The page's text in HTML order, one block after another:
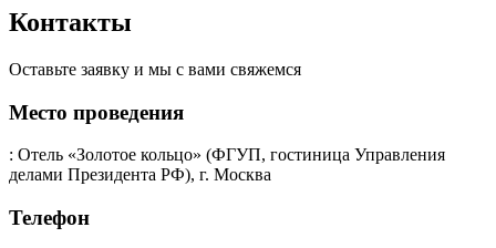
Контакты
Оставьте заявку и мы с вами свяжемся
Место проведения
: Отель «Золотое кольцо» (ФГУП, гостиница Управления
делами Президента РФ), г. Москва
Телефон